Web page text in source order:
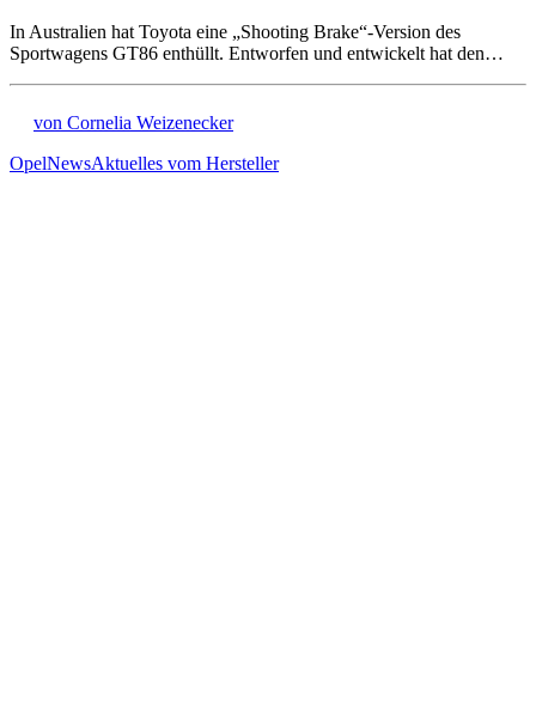
In Australien hat Toyota eine „Shooting Brake“-Version des
Sportwagens GT86 enthüllt. Entworfen und entwickelt hat den…
von Cornelia Weizenecker
OpelNewsAktuelles vom Hersteller